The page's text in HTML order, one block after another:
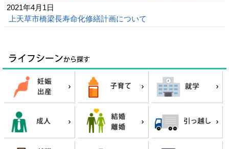
2021年4月1日
上天草市橋梁長寿命化修繕計画について